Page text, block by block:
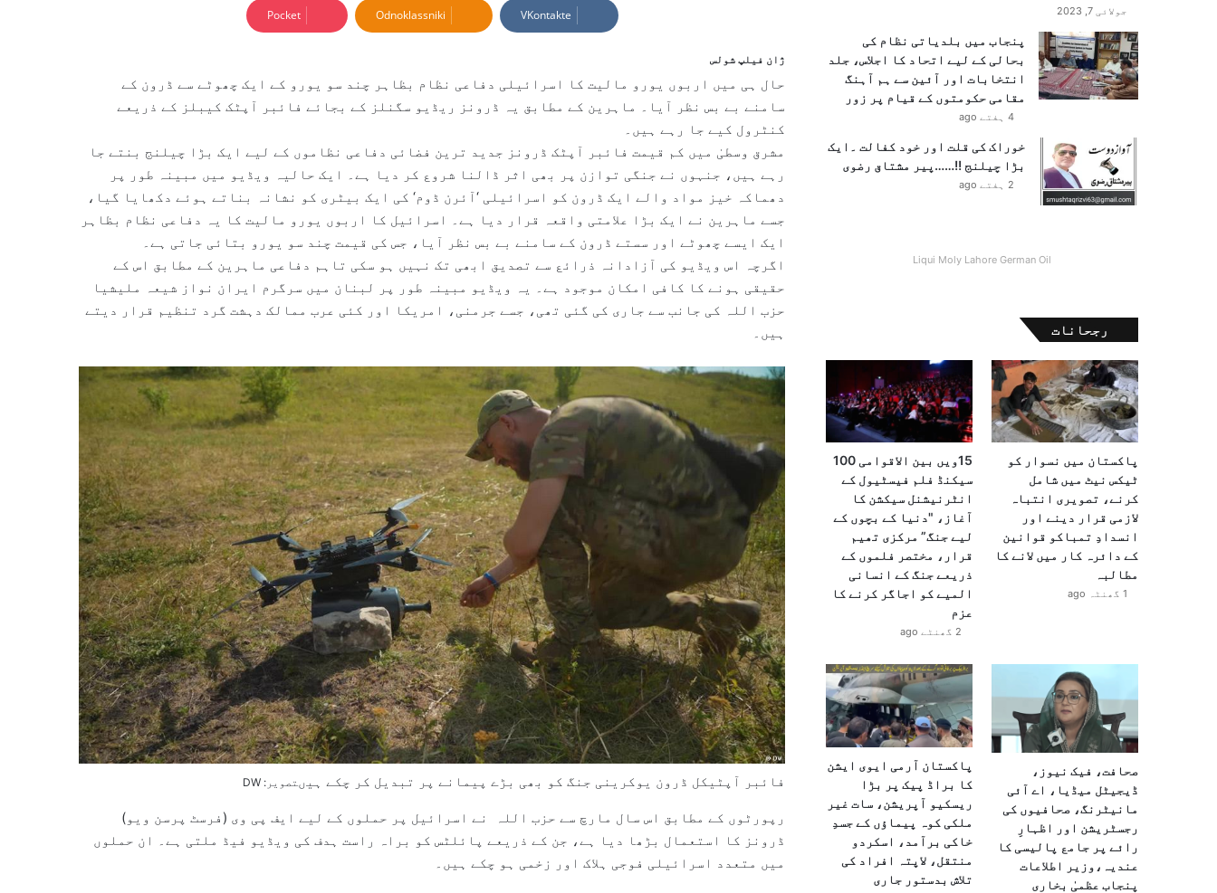
n
m
a
l
VKontakte
Odnoklassniki
Pocket
ژان فیلپ شولس
حال ہی میں اربوں یورو مالیت کا اسرائیلی دفاعی نظام بظاہر چند سو یورو کے ایک چھوٹے سے ڈرون کے
سامنے بے بس نظر آیا۔ ماہرین کے مطابق یہ ڈرونز ریڈیو سگنلز کے بجائے فائبر آپٹک کیبلز کے ذریعے
کنٹرول کیے جا رہے ہیں۔
مشرق وسطیٰ میں کم قیمت فائبر آپٹک ڈرونز جدید ترین فضائی دفاعی نظاموں کے لیے ایک بڑا چیلنج بنتے جا
رہے ہیں، جنہوں نے جنگی توازن پر بھی اثر ڈالنا شروع کر دیا ہے۔ ایک حالیہ ویڈیو میں مبینہ طور پر
دھماکہ خیز مواد والے ایک ڈرون کو اسرائیلی ‘آئرن ڈوم‘ کی ایک بیٹری کو نشانہ بناتے ہوئے دکھایا گیا،
جسے ماہرین نے ایک بڑا علامتی واقعہ قرار دیا ہے۔ اسرائیل کا اربوں یورو مالیت کا یہ دفاعی نظام بظاہر
ایک ایسے چھوٹے اور سستے ڈرون کے سامنے بے بس نظر آیا، جس کی قیمت چند سو یورو بتائی جاتی ہے۔
اگرچہ اس ویڈیو کی آزادانہ ذرائع سے تصدیق ابھی تک نہیں ہو سکی تاہم دفاعی ماہرین کے مطابق اس کے
حقیقی ہونے کا کافی امکان موجود ہے۔ یہ ویڈیو مبینہ طور پر لبنان میں سرگرم ایران نواز شیعہ ملیشیا
حزب اللہ کی جانب سے جاری کی گئی تھی، جسے جرمنی، امریکا اور کئی عرب ممالک دہشت گرد تنظیم قرار دیتے
ہیں۔
فائبر آپٹیکل ڈرون یوکرینی جنگ کو بھی بڑے پیمانے پر تبدیل کر چکے ہیں تصویر: DW
رپورٹوں کے مطابق اس سال مارچ سے حزب اللہ نے اسرائیل پر حملوں کے لیے ایف پی وی (فرسٹ پرسن ویو)
ڈرونز کا استعمال بڑھا دیا ہے، جن کے ذریعے پائلٹس کو براہ راست ہدف کی ویڈیو فیڈ ملتی ہے۔ ان حملوں
میں متعدد اسرائیلی فوجی ہلاک اور زخمی ہو چکے ہیں۔
جولائی 7, 2023
پنجاب میں بلدیاتی نظام کی
بحالی کے لیے اتحاد کا اجلاس، جلد
انتخابات اور آئین سے ہم آہنگ
مقامی حکومتوں کے قیام پر زور
4 ہفتے ago
خوراک کی قلت اور خود کفالت ۔ایک
بڑا چیلنج !!……پیر مشتاق رضوی
2 ہفتے ago
Liqui Moly Lahore German Oil
رجحانات
پاکستان میں نسوار کو
ٹیکس نیٹ میں شامل
کرنے، تصویری انتباہ
لازمی قرار دینے اور
انسدادِ تمباکو قوانین
کے دائرہ کار میں لانے کا
مطالبہ
1 گھنٹہ ago
15ویں بین الاقوامی 100
سیکنڈ فلم فیسٹیول کے
انٹرنیشنل سیکشن کا
آغاز، "دنیا کے بچوں کے
لیے جنگ” مرکزی تھیم
قرار، مختصر فلموں کے
ذریعے جنگ کے انسانی
المیے کو اجاگر کرنے کا
عزم
2 گھنٹے ago
صحافت، فیک نیوز،
ڈیجیٹل میڈیا، اے آئی
مانیٹرنگ، صحافیوں کی
رجسٹریشن اور اظہارِ
رائے پر جامع پالیسی کا
عندیہ،وزیر اطلاعات
پنجاب عظمیٰ بخاری
پاکستان آرمی ایوی ایشن
کا براڈ پیک پر بڑا
ریسکیو آپریشن، سات غیر
ملکی کوہ پیماؤں کے جسدِ
خاکی برآمد، اسکردو
منتقل، لاپتہ افراد کی
تلاش بدستور جاری